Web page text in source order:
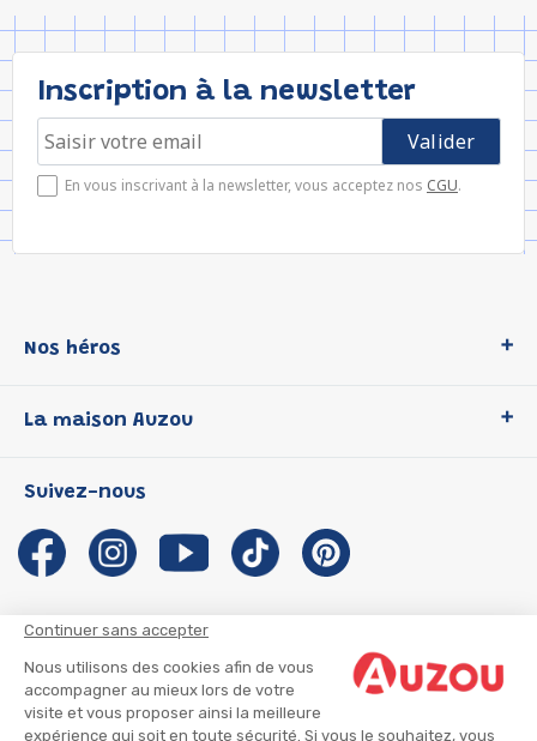
Continuer sans accepter
Nous utilisons des cookies afin de vous
accompagner au mieux lors de votre
visite et vous proposer ainsi la meilleure
expérience qui soit en toute sécurité. Si vous le souhaitez, vous
Inscription à la newsletter
En vous inscrivant à la newsletter, vous acceptez nos CGU.
Nos héros
P'tit Loup
Les Influenceuses
Migali
Petite Taupe
La maison Auzou
Notre histoire
Auzou s'engage
Auteurs et illustrateurs Auzou
Suivre mon colis
Infos consommateur
Suivez-nous
CGU
CGV